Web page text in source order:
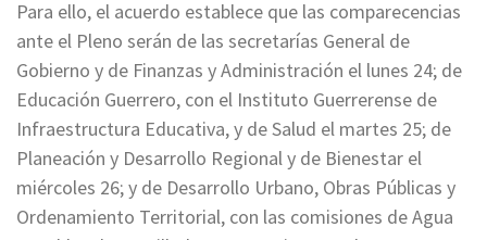
Para ello, el acuerdo establece que las comparecencias
ante el Pleno serán de las secretarías General de
Gobierno y de Finanzas y Administración el lunes 24; de
Educación Guerrero, con el Instituto Guerrerense de
Infraestructura Educativa, y de Salud el martes 25; de
Planeación y Desarrollo Regional y de Bienestar el
miércoles 26; y de Desarrollo Urbano, Obras Públicas y
Ordenamiento Territorial, con las comisiones de Agua